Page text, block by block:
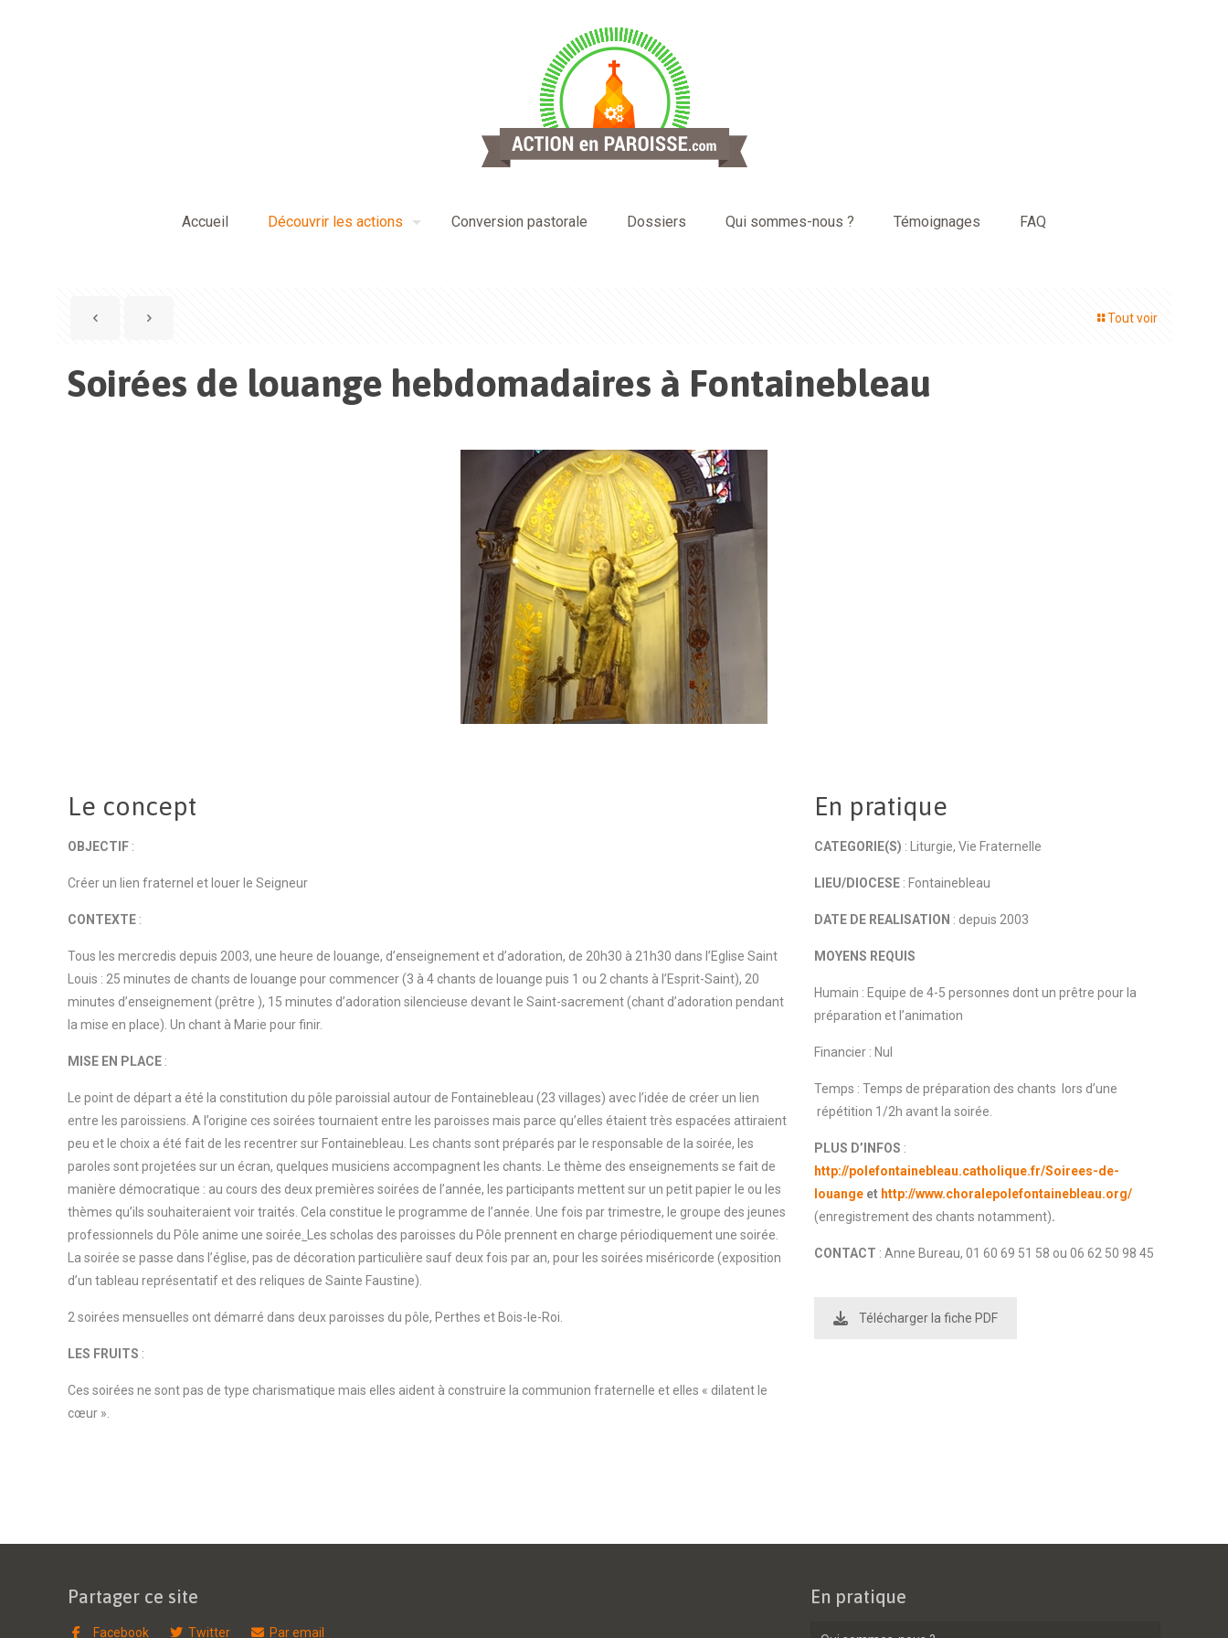
Accueil Découvrir les actions Conversion pastorale Dossiers Qui sommes-nous ? Témoignages FAQ
Tout voir
Soirées de louange hebdomadaires à Fontainebleau
Le concept
OBJECTIF :
Créer un lien fraternel et louer le Seigneur
CONTEXTE :
Tous les mercredis depuis 2003, une heure de louange, d’enseignement et d’adoration, de 20h30 à 21h30 dans l’Eglise Saint
Louis : 25 minutes de chants de louange pour commencer (3 à 4 chants de louange puis 1 ou 2 chants à l’Esprit-Saint), 20
minutes d’enseignement (prêtre ), 15 minutes d’adoration silencieuse devant le Saint-sacrement (chant d’adoration pendant
la mise en place). Un chant à Marie pour finir.
MISE EN PLACE :
Le point de départ a été la constitution du pôle paroissial autour de Fontainebleau (23 villages) avec l’idée de créer un lien
entre les paroissiens. A l’origine ces soirées tournaient entre les paroisses mais parce qu’elles étaient très espacées attiraient
peu et le choix a été fait de les recentrer sur Fontainebleau. Les chants sont préparés par le responsable de la soirée, les
paroles sont projetées sur un écran, quelques musiciens accompagnent les chants. Le thème des enseignements se fait de
manière démocratique : au cours des deux premières soirées de l’année, les participants mettent sur un petit papier le ou les
thèmes qu’ils souhaiteraient voir traités. Cela constitue le programme de l’année. Une fois par trimestre, le groupe des jeunes
professionnels du Pôle anime une soirée
Les scholas des paroisses du Pôle prennent en charge périodiquement une soirée.
La soirée se passe dans l’église, pas de décoration particulière sauf deux fois par an, pour les soirées miséricorde (exposition
d’un tableau représentatif et des reliques de Sainte Faustine).
2 soirées mensuelles ont démarré dans deux paroisses du pôle, Perthes et Bois-le-Roi.
LES FRUITS :
Ces soirées ne sont pas de type charismatique mais elles aident à construire la communion fraternelle et elles « dilatent le
cœur ».
En pratique
CATEGORIE(S) : Liturgie, Vie Fraternelle
LIEU/DIOCESE : Fontainebleau
DATE DE REALISATION : depuis 2003
MOYENS REQUIS
Humain : Equipe de 4-5 personnes dont un prêtre pour la
préparation et l’animation
Financier : Nul
Temps : Temps de préparation des chants lors d’une
répétition 1/2h avant la soirée.
PLUS D’INFOS :
http://polefontainebleau.catholique.fr/Soirees-de-
louange et http://www.choralepolefontainebleau.org/
(enregistrement des chants notamment).
CONTACT : Anne Bureau, 01 60 69 51 58 ou 06 62 50 98 45
Télécharger la fiche PDF
Partager ce site
Facebook Twitter Par email
En pratique